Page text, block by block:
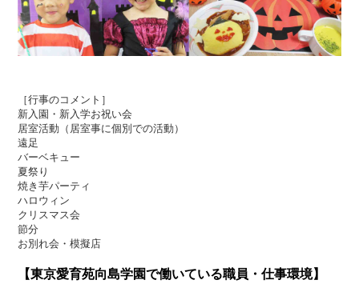
［行事のコメント］
新入園・新入学お祝い会
居室活動（居室事に個別での活動）
遠足
バーベキュー
夏祭り
焼き芋パーティ
ハロウィン
クリスマス会
節分
お別れ会・模擬店
【東京愛育苑向島学園で働いている職員・仕事環境】